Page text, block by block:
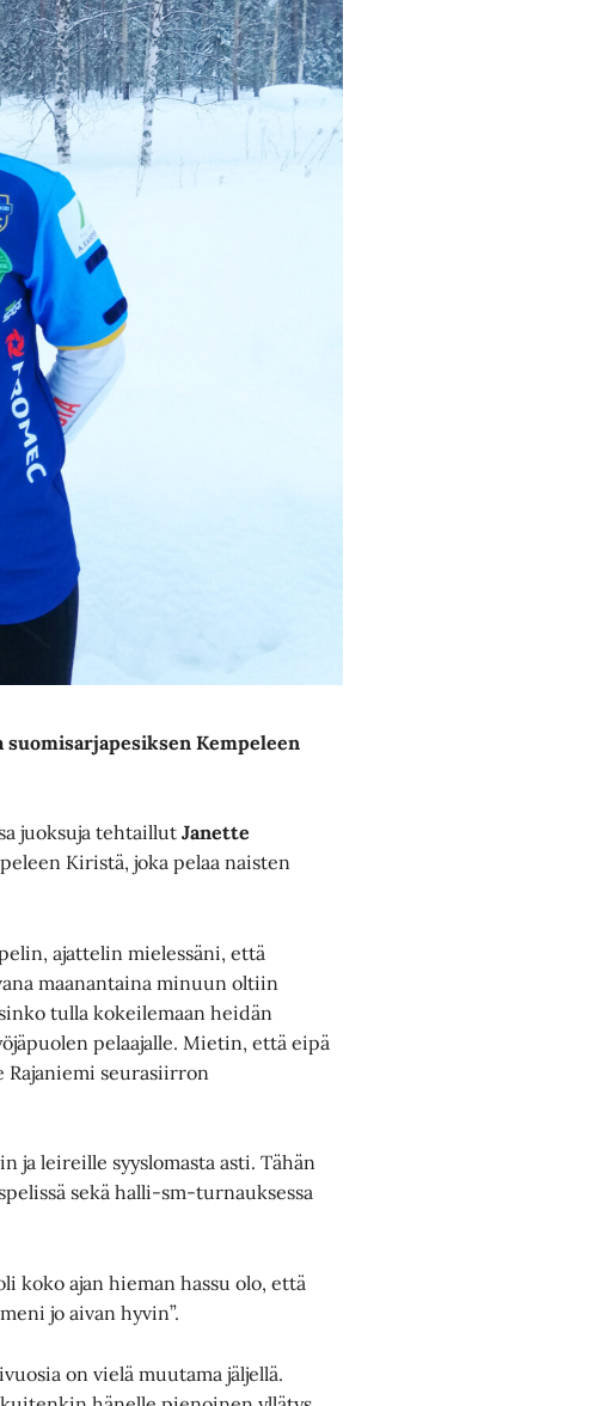
Kempeleen
juoksuja tehtaillutJanette
Kiristä, joka pelaa naisten
ajattelin mielessäni, että
maanantaina minuun oltiin
tulla kokeilemaan heidän
pelaajalle. Mietin, että eipä
Rajaniemi seurasiirron
ja leireille syyslomasta asti. Tähän
sekä halli-sm-turnauksessa
koko ajan hieman hassu olo, että
jo aivan hyvin”.
on vielä muutama jäljellä.